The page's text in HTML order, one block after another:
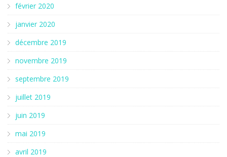
février 2020
janvier 2020
décembre 2019
novembre 2019
septembre 2019
juillet 2019
juin 2019
mai 2019
avril 2019